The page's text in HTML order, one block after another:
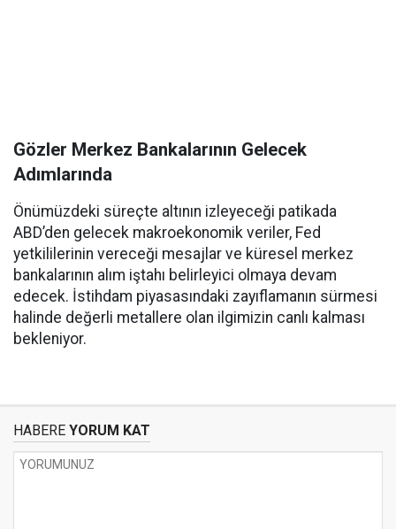
Gözler Merkez Bankalarının Gelecek
Adımlarında
Önümüzdeki süreçte altının izleyeceği patikada
ABD’den gelecek makroekonomik veriler, Fed
yetkililerinin vereceği mesajlar ve küresel merkez
bankalarının alım iştahı belirleyici olmaya devam
edecek. İstihdam piyasasındaki zayıflamanın sürmesi
halinde değerli metallere olan ilgimizin canlı kalması
bekleniyor.
HABERE YORUM KAT